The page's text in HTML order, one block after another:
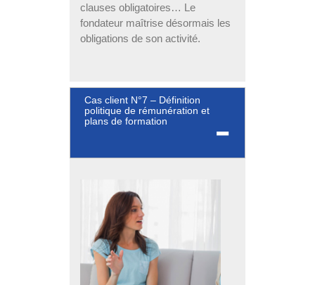
clauses obligatoires… Le
fondateur maîtrise désormais les
obligations de son activité.
Cas client N°7 – Définition
politique de rémunération et
plans de formation